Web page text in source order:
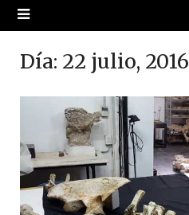
Día: 22 julio, 2016